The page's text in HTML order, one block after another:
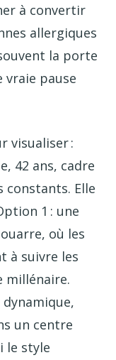
à convertir
allergiques
la porte
vraie pause
visualiser :
42 ans, cadre
constants. Elle
1 : une
où les
à suivre les
millénaire.
un centre
le style